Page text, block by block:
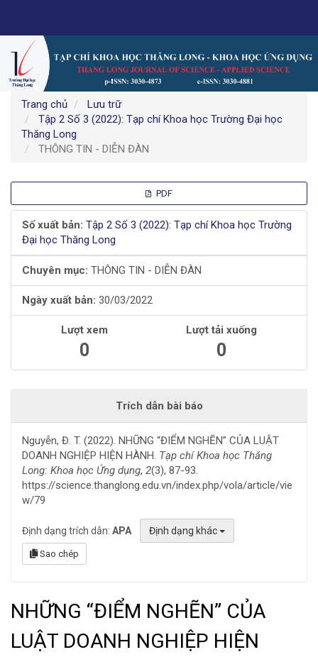
chính
Nội
dung
chính
Thanh
bên
Trang chủ
Lưu trữ
Tập 2 Số 3 (2022): Tạp chí Khoa học Trường Đại học
Thăng Long
THÔNG TIN - DIỄN ĐÀN
bên
bài
viết
PDF
Số xuất bản: Tập 2 Số 3 (2022): Tạp chí Khoa học Trường
Đại học Thăng Long
Chuyên mục: THÔNG TIN - DIỄN ĐÀN
Ngày xuất bản: 30/03/2022
Lượt xem
0
Lượt tải xuống
0
Trích dẫn bài báo
Nguyễn, Đ. T. (2022). NHỮNG “ĐIỂM NGHẼN” CỦA LUẬT
DOANH NGHIỆP HIỆN HÀNH. Tạp chí Khoa học Thăng
Long: Khoa học Ứng dụng, 2(3), 87-93.
https://science.thanglong.edu.vn/index.php/vola/article/vie
w/79
Định dạng trích dẫn: APA Định dạng khác
Sao chép
NHỮNG “ĐIỂM NGHẼN” CỦA
LUẬT DOANH NGHIỆP HIỆN